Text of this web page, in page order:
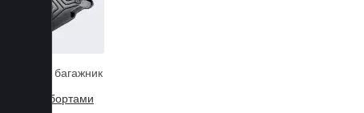
Коврики в багажник
3D Eva с бортами